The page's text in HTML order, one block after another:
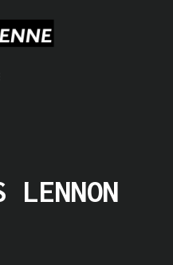
LENNON